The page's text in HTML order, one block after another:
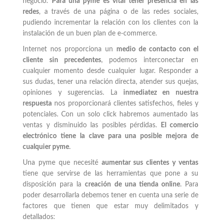
redes, a través de una página o de las redes sociales,
pudiendo incrementar la relación con los clientes con la
instalación de un buen plan de e-commerce.
Internet nos proporciona un medio de contacto con el
cliente sin precedentes, podemos interconectar en
cualquier momento desde cualquier lugar. Responder a
sus dudas, tener una relación directa, atender sus quejas,
opiniones y sugerencias. La inmediatez en nuestra
respuesta nos proporcionará clientes satisfechos, fieles y
potenciales. Con un solo click habremos aumentado las
ventas y disminuido las posibles pérdidas.
El comercio
electrónico tiene la clave para una posible mejora de
cualquier pyme.
Una pyme que necesité aumentar sus clientes y ventas
tiene que servirse de las herramientas que pone a su
disposición para lacreación de una tienda online. Para
poder desarrollarla debemos tener en cuenta una serie de
factores que tienen que estar muy delimitados y
detallados: